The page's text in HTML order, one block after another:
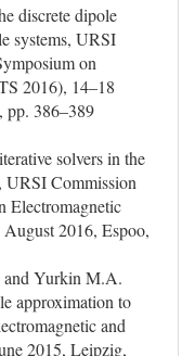
discrete dipole
systems, URSI
on
2016), 14–18
pp. 386–389
solvers in the
URSI Commission
Electromagnetic
2016, Espoo,
and Yurkin M.A.
approximation to
and
2015, Leipzig,